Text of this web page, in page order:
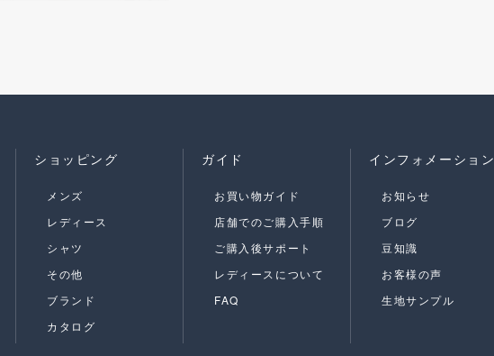
ショッピング
メンズ
レディース
シャツ
その他
ブランド
カタログ
ガイド
お買い物ガイド
店舗でのご購入手順
ご購入後サポート
レディースについて
FAQ
インフォメーション
お知らせ
ブログ
豆知識
お客様の声
生地サンプル